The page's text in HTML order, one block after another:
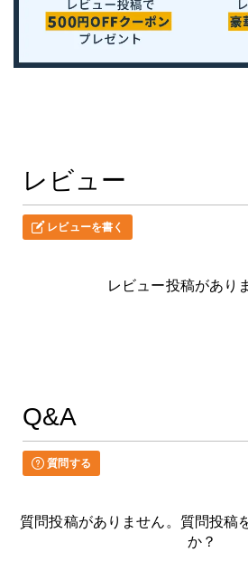
レビュー
レビューを書く
レビュー投稿があり
Q&A
質問する
質問投稿がありません。質問投稿
か？